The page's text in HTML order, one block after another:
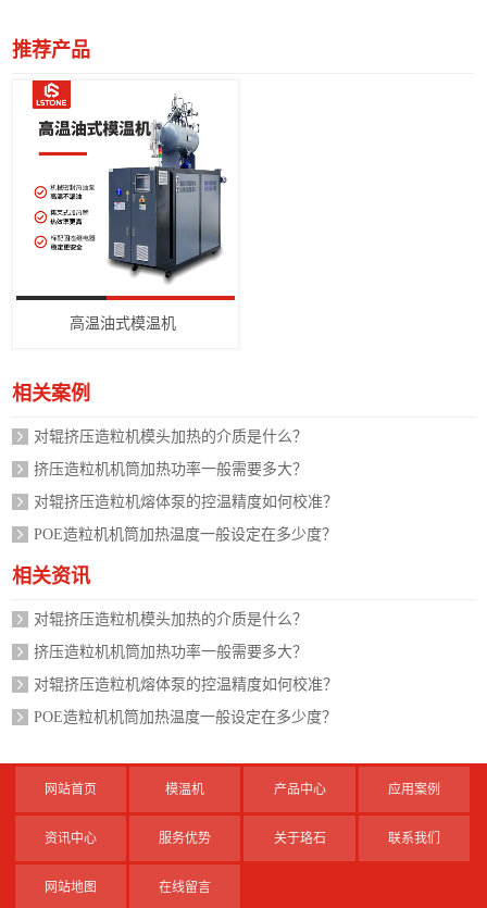
推荐产品
高温油式模温机
相关案例
对辊挤压造粒机模头加热的介质是什么？
挤压造粒机机筒加热功率一般需要多大？
对辊挤压造粒机熔体泵的控温精度如何校准？
POE造粒机机筒加热温度一般设定在多少度？
相关资讯
对辊挤压造粒机模头加热的介质是什么？
挤压造粒机机筒加热功率一般需要多大？
对辊挤压造粒机熔体泵的控温精度如何校准？
POE造粒机机筒加热温度一般设定在多少度？
网站首页 模温机 产品中心 应用案例
资讯中心 服务优势 关于珞石 联系我们
网站地图 在线留言